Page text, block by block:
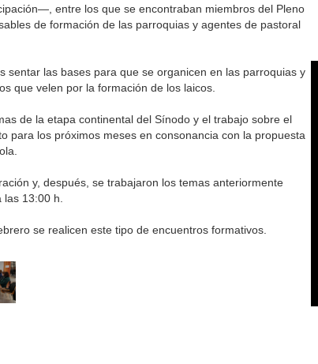
entre los que se encontraban miembros del Pleno
de formación de las parroquias y agentes de pastoral
sentar las bases para que se organicen en las parroquias y
que velen por la formación de los laicos.
de la etapa continental del Sínodo y el trabajo sobre el
para los próximos meses en consonancia con la propuesta
y, después, se trabajaron los temas anteriormente
13:00 h.
se realicen este tipo de encuentros formativos.